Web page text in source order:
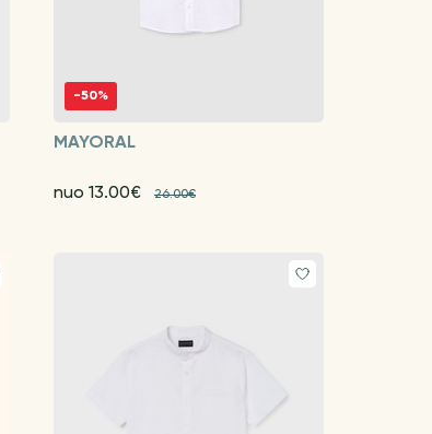
-50%
MAYORAL
nuo 13.00€ 26.00€